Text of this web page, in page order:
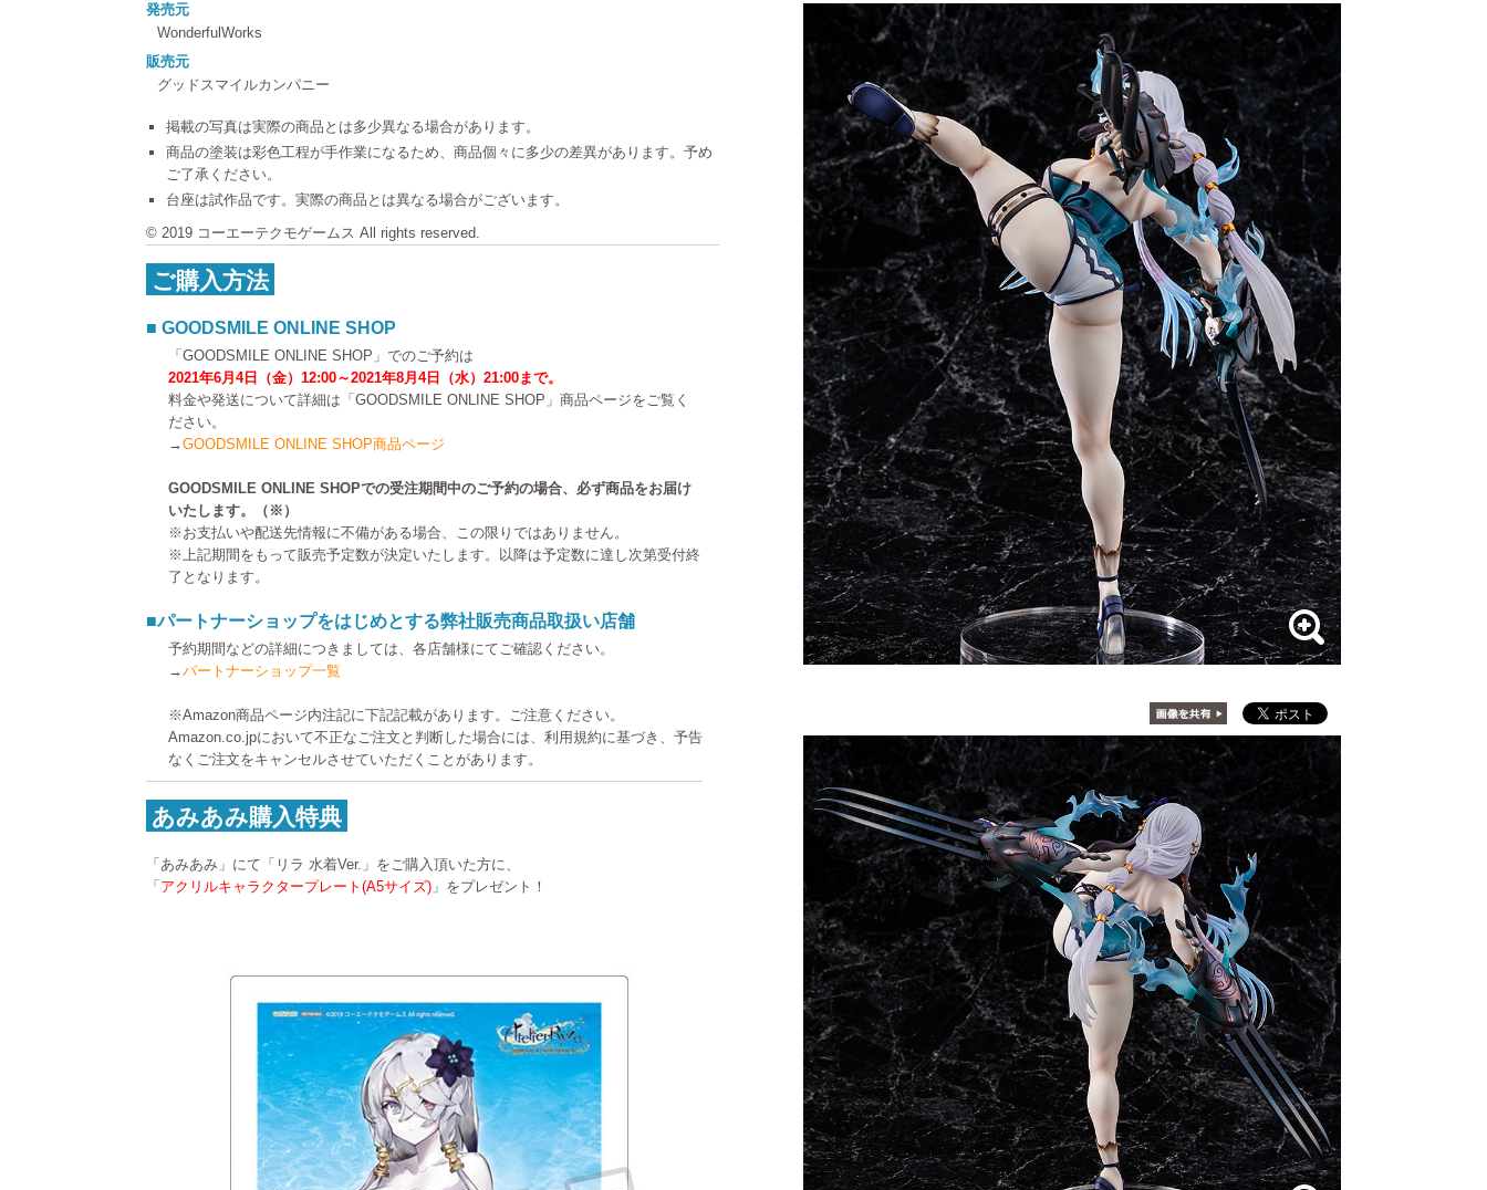
発売元
WonderfulWorks
販売元
グッドスマイルカンパニー
掲載の写真は実際の商品とは多少異なる場合があります。
商品の塗装は彩色工程が手作業になるため、商品個々に多少の差異があります。予め
ご了承ください。
台座は試作品です。実際の商品とは異なる場合がございます。
© 2019 コーエーテクモゲームス All rights reserved.
ご購入方法
■ GOODSMILE ONLINE SHOP
「GOODSMILE ONLINE SHOP」でのご予約は
2021年6月4日（金）12:00～2021年8月4日（水）21:00まで。
料金や発送について詳細は「GOODSMILE ONLINE SHOP」商品ページをご覧く
ださい。
→GOODSMILE ONLINE SHOP商品ページ
GOODSMILE ONLINE SHOPでの受注期間中のご予約の場合、必ず商品をお届け
いたします。（※）
※お支払いや配送先情報に不備がある場合、この限りではありません。
※上記期間をもって販売予定数が決定いたします。以降は予定数に達し次第受付終
了となります。
■パートナーショップをはじめとする弊社販売商品取扱い店舗
予約期間などの詳細につきましては、各店舗様にてご確認ください。
→パートナーショップ一覧
※Amazon商品ページ内注記に下記記載があります。ご注意ください。
Amazon.co.jpにおいて不正なご注文と判断した場合には、利用規約に基づき、予告
なくご注文をキャンセルさせていただくことがあります。
あみあみ購入特典
「あみあみ」にて「リラ 水着Ver.」をご購入頂いた方に、
「 アクリルキャラクタープレート(A5サイズ) 」をプレゼント！